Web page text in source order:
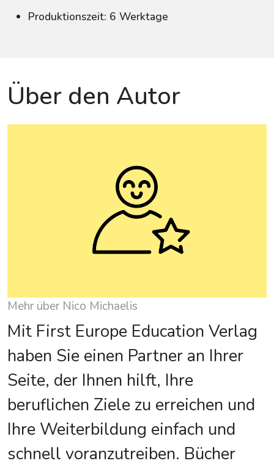
Produktionszeit: 6 Werktage
Über den Autor
Mehr über Nico Michaelis
Mit First Europe Education Verlag
haben Sie einen Partner an Ihrer
Seite, der Ihnen hilft, Ihre
beruflichen Ziele zu erreichen und
Ihre Weiterbildung einfach und
schnell voranzutreiben. Bücher